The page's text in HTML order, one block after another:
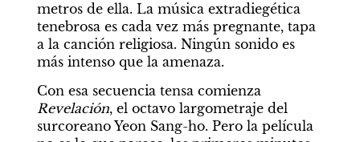
metros de ella. La música extradiegética
tenebrosa es cada vez más pregnante, tapa
a la canción religiosa. Ningún sonido es
más intenso que la amenaza.
Con esa secuencia tensa comienza
Revelación, el octavo largometraje del
surcoreano Yeon Sang-ho. Pero la película